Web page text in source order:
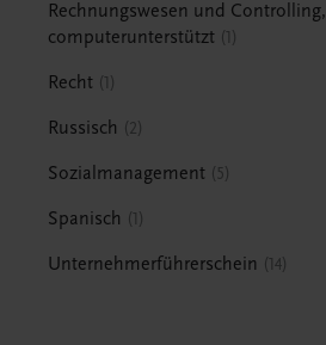
Rechnungswesen und Controlling,
computerunterstützt 1
Recht 1
Russisch 2
Sozialmanagement 5
Spanisch 1
Unternehmerführerschein 14